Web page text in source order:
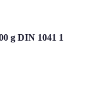
g DIN 1041 1